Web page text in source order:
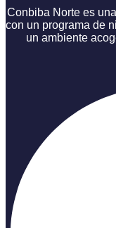
Conbiba Norte es
con un programa de
un ambiente